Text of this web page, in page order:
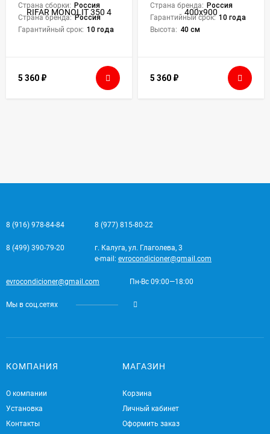
Страна сборки: Россия
Страна бренда: Россия
Гарантийный срок: 10 года
5 360 ₽
Страна бренда: Россия
Гарантийный срок: 10 года
Высота: 40 см
5 360 ₽
8 (916) 978-84-84 8 (977) 815-80-22
8 (499) 390-79-20
г. Калуга, ул. Глаголева, 3
e-mail: evrocondicioner@gmail.com
evrocondicioner@gmail.com Пн-Вс 09:00—18:00
Мы в соц.сетях
КОМПАНИЯ
О компании
Установка
Контакты
МАГАЗИН
Корзина
Личный кабинет
Оформить заказ